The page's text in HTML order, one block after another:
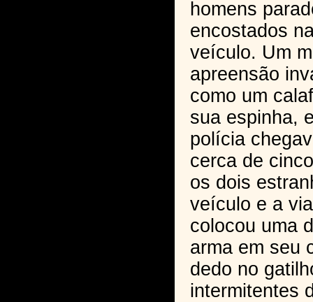
homens
encostados
veículo. Um
apreensão
como um
sua espinha,
polícia
cerca de
os dois
veículo e a
colocou uma
arma em seu
dedo no
intermitentes